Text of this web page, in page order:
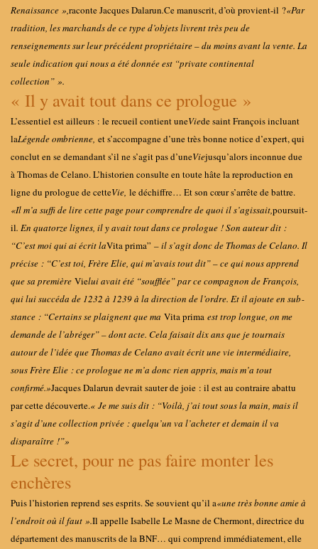
Renaissance »,raconte Jacques Dalarun.Ce manuscrit, d’où provient-il ?«Par
tradition, les marchands de ce type d’objets livrent très peu de
renseignements sur leur précédent propriétaire – du moins avant la vente. La
seule indication qui nous a été donnée est “private continental
collection” ».
« Il y avait tout dans ce prologue »
L’essentiel est ailleurs : le recueil contient uneViede saint François incluant
laLégende ombrienne, et s’accompagne d’une très bonne notice d’expert, qui
conclut en se demandant s’il ne s’agit pas d’uneViejusqu’alors inconnue due
à Thomas de Celano. L’historien consulte en toute hâte la reproduction en
ligne du prologue de cetteVie, le déchiffre… Et son cœur s’arrête de battre.
«Il m’a suffi de lire cette page pour comprendre de quoi il s’agissait,poursuit-
il. En quatorze lignes, il y avait tout dans ce prologue ! Son auteur dit :
“C’est moi qui ai écrit laVita prima” – il s’agit donc de Thomas de Celano. Il
précise : “C’est toi, Frère Elie, qui m’avais tout dit” – ce qui nous apprend
que sa première Vielui avait été “soufflée” par ce compagnon de François,
qui lui succéda de 1232 à 1239 à la direction de l’ordre. Et il ajoute en sub­
stance : “Certains se plaignent que ma Vita prima est trop longue, on me
demande de l’abréger” – dont acte. Cela faisait dix ans que je tournais
autour de l’idée que Thomas de Celano avait écrit une vie intermédiaire,
sous Frère Elie : ce prologue ne m’a donc rien appris, mais m’a tout
confirmé.»Jacques Dalarun devrait sauter de joie : il est au contraire abattu
par cette découverte.« Je me suis dit : “Voilà, j’ai tout sous la main, mais il
s’agit d’une collection privée : quelqu’un va l’acheter et demain il va
disparaître !”»
Le secret, pour ne pas faire monter les
enchères
Puis l’historien reprend ses esprits. Se souvient qu’il a«une très bonne amie à
l’endroit où il faut ».Il appelle Isabelle Le Masne de Chermont, directrice du
département des manuscrits de la BNF… qui comprend immédiatement, elle